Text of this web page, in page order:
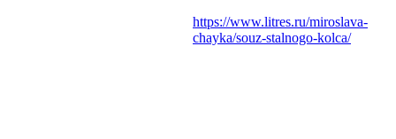
https://www.litres.ru/miroslava-
chayka/souz-stalnogo-kolca/